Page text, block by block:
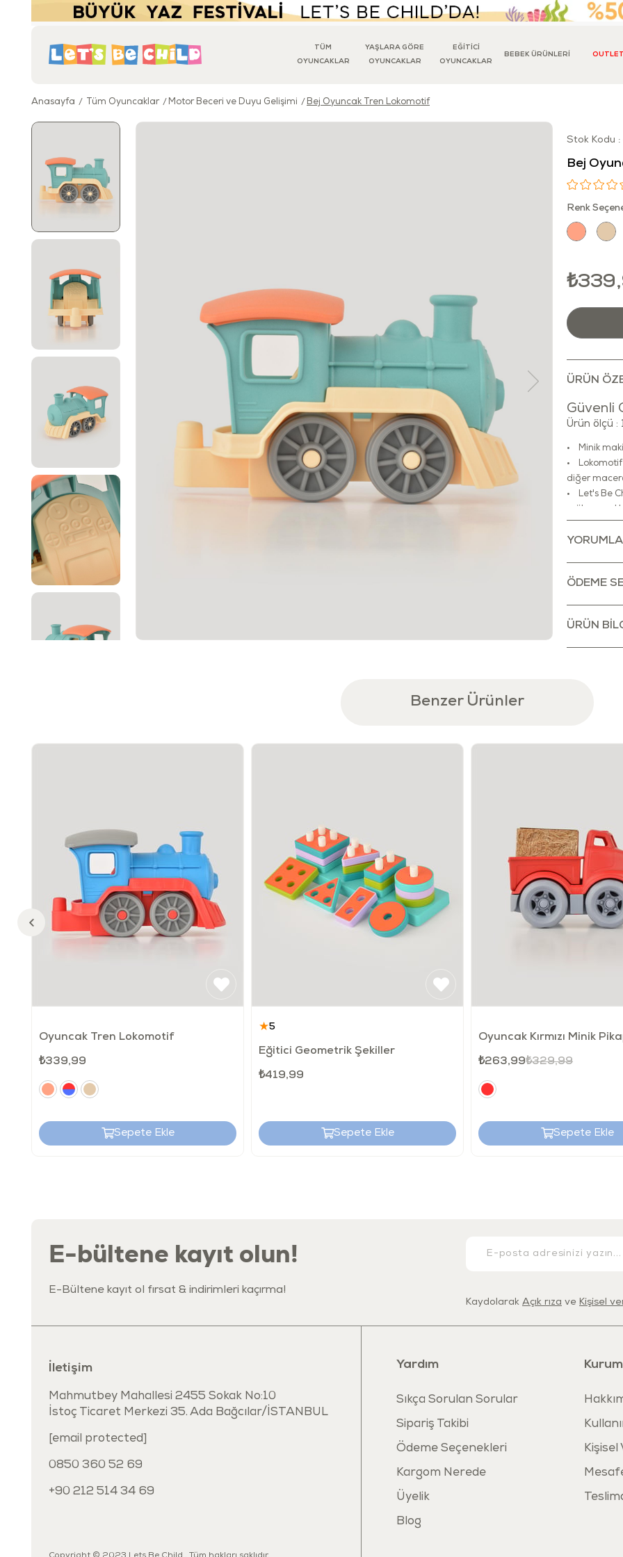
TÜM
OYUNCAKLAR
YAŞLARA GÖRE
OYUNCAKLAR
EĞİTİCİ
OYUNCAKLAR
BEBEK ÜRÜNLERİ OUTLET
Anasayfa Tüm Oyuncaklar Motor Beceri ve Duyu Gelişimi Bej Oyuncak Tren Lokomotif
Stok Kodu
Bej
Renk
ÜRÜN
Güvenli
Ürün ölçü :
• Minik
• Lokomotif
diğer
• Let's Be
içermeyen
•
•
• Hem
eğlenerek
Sağlık ve
• Avrupa
olmuş,
• Ürünlerin
• Kurşun ve
• Kesinlikle
Kullanım
• Ürünü
• Her
•
Nasıl
•
• Bulaşık
• Çözücü
•
18+ ay
ÖDEME
ÜRÜN
Benzer Ürünler
Oyuncak Tren Lokomotif
₺339,99
Sepete Ekle
★5
Eğitici Geometrik Şekiller
₺419,99
Sepete Ekle
Oyuncak Kırmızı Minik
₺263,99₺329,99
Sepete Ekle
E-bültene kayıt olun!
E-Bültene kayıt ol fırsat & indirimleri kaçırma!
Kaydolarak Açık rıza ve Kişisel
İletişim
Mahmutbey Mahallesi 2455 Sokak No:10
İstoç Ticaret Merkezi 35. Ada Bağcılar/İSTANBUL
[email protected]
0850 360 52 69
+90 212 514 34 69
Yardım
Sıkça Sorulan Sorular
Sipariş Takibi
Ödeme Seçenekleri
Kargom Nerede
Üyelik
Blog
Kişisel